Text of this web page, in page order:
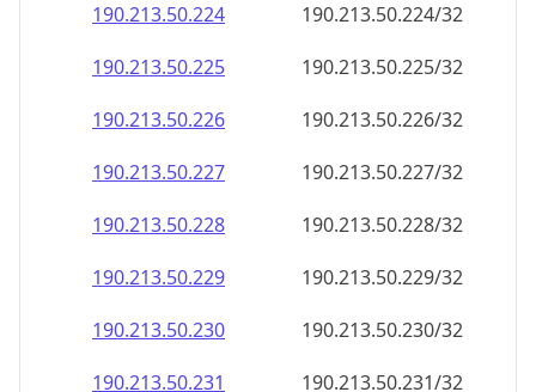
190.213.50.224
190.213.50.224/32
190.213.50.225
190.213.50.225/32
190.213.50.226
190.213.50.226/32
190.213.50.227
190.213.50.227/32
190.213.50.228
190.213.50.228/32
190.213.50.229
190.213.50.229/32
190.213.50.230
190.213.50.230/32
190.213.50.231
190.213.50.231/32